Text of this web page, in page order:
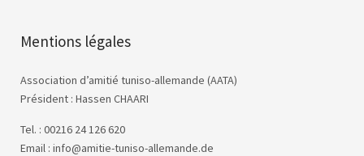
Mentions légales
Association d’amitié tuniso-allemande (AATA)
Président : Hassen CHAARI
Tel. : 00216 24 126 620
Email : info@amitie-tuniso-allemande.de